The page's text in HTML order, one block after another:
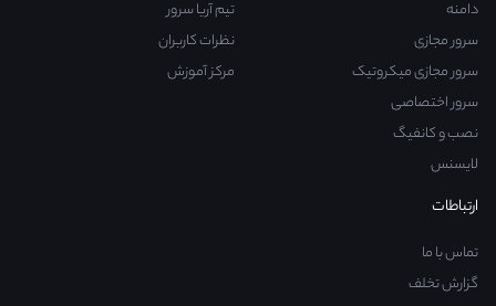
دامنه
سرور مجازی
سرور مجازی میکروتیک
سرور اختصاصی
نصب و کانفیگ
لایسنس
تیم آریا سرور
نظرات کاربران
مرکز آموزش
ارتباطات
تماس با ما
گزارش تخلف